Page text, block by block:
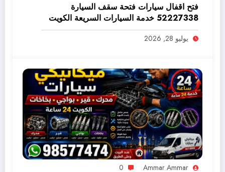
فتح اقفال سيارات فتحة سقف السيارة
52227338 خدمة السيارات السريعة الكويت
98577474
يوليو 28, 2026
Ammar Ammar
0